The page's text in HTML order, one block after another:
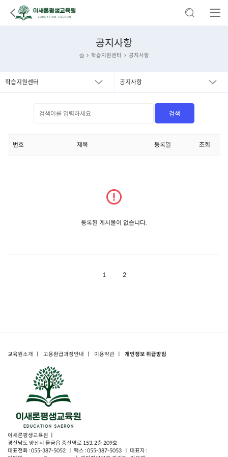
공지사항
학습지원센터 공지사항
학습지원센터 공지사항
번호 제목 등록일 조회
등록된 게시물이 없습니다.
1 2
교육원소개 ㅣ 고용환급과정안내 ㅣ 이용약관 ㅣ 개인정보 취급방침
이새론평생교육원 ㅣ
경산남도 양산시 물금읍 증산역로 153, 2층 209호
대표전화 : 055-387-5052 ㅣ 팩스 : 055-387-5053 ㅣ 대표자 :